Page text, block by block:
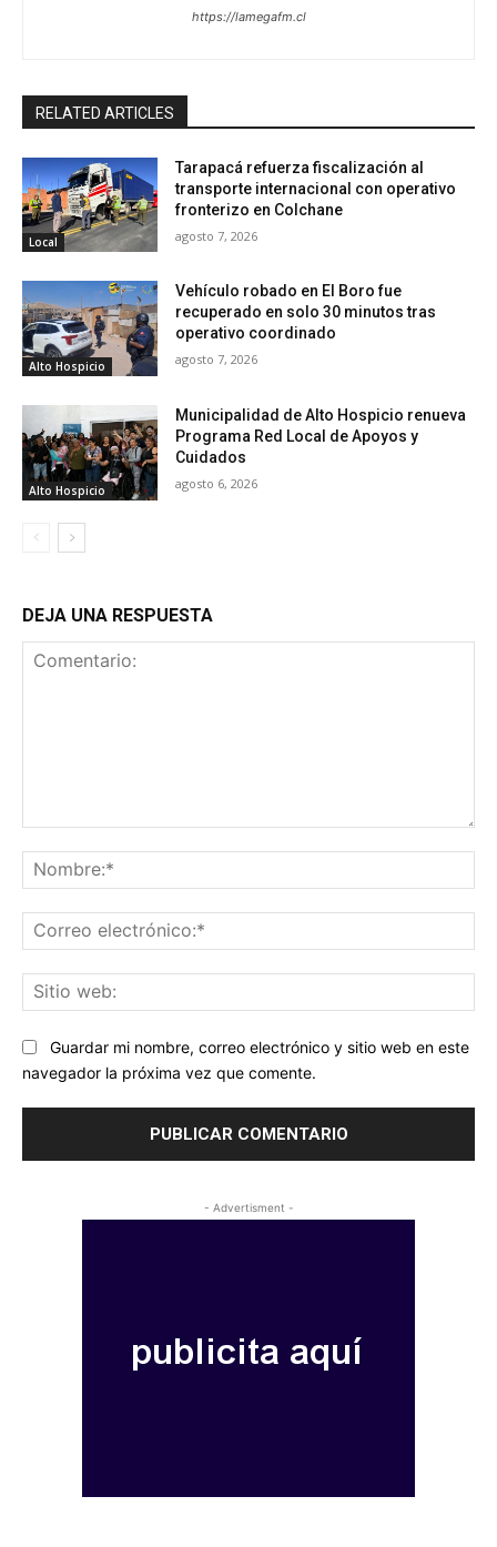
https://lamegafm.cl
RELATED ARTICLES
Local
Tarapacá refuerza fiscalización al
transporte internacional con operativo
fronterizo en Colchane
agosto 7, 2026
Alto Hospicio
Vehículo robado en El Boro fue
recuperado en solo 30 minutos tras
operativo coordinado
agosto 7, 2026
Alto Hospicio
Municipalidad de Alto Hospicio renueva
Programa Red Local de Apoyos y
Cuidados
agosto 6, 2026
DEJA UNA RESPUESTA
Guardar mi nombre, correo electrónico y sitio web en este
navegador la próxima vez que comente.
- Advertisment -